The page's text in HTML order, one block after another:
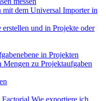
mit dem Universal Importer in
und in Projekte oder
in Projekten
Mengen zu Projektaufgaben
Wie exportiere ich